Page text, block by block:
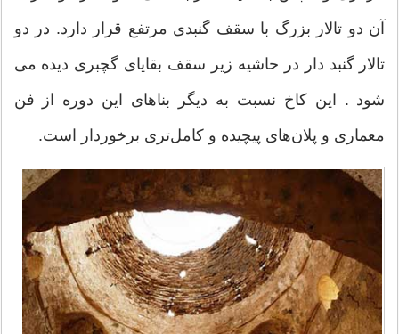
آن دو تالار بزرگ با سقف گنبدی مرتفع قرار دارد. در دو
تالار گنبد دار در حاشیه زیر سقف بقایای گچبری دیده می
شود . این کاخ نسبت به دیگر بناهای این دوره از فن
معماری و پلان‌های پیچیده و کامل‌تری برخوردار است.